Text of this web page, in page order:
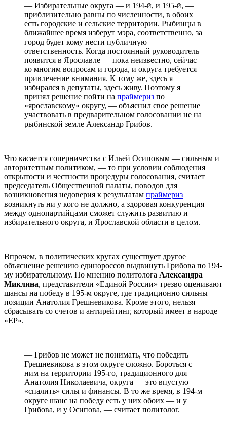
— Избирательные округа — и 194-й, и 195-й, —
приблизительно равны по численности, в обоих
есть городские и сельские территории. Рыбинцы в
ближайшее время изберут мэра, соответственно, за
город будет кому нести публичную
ответственность. Когда постоянный руководитель
появится в Ярославле — пока неизвестно, сейчас
ко многим вопросам и города, и округа требуется
привлечение внимания. К тому же, здесь я
избирался в депутаты, здесь живу. Поэтому я
принял решение пойти на праймериз по
«ярославскому» округу, — объяснил свое решение
участвовать в предварительном голосовании не на
рыбинской земле Александр Грибов.
Что касается соперничества с Ильей Осиповым — сильным и
авторитетным политиком, — то при условии соблюдения
открытости и честности процедуры голосования, считает
председатель Общественной палаты, поводов для
возникновения недоверия к результатам праймериз
возникнуть ни у кого не должно, а здоровая конкуренция
между однопартийцами сможет служить развитию и
избирательного округа, и Ярославской области в целом.
Впрочем, в политических кругах существует другое
объяснение решению единороссов выдвинуть Грибова по 194-
му избирательному. По мнению политолога Александра
Миклина, представители «Единой России» трезво оценивают
шансы на победу в 195-м округе, где традиционно сильны
позиции Анатолия Грешневикова. Кроме этого, нельзя
сбрасывать со счетов и антирейтинг, который имеет в народе
«ЕР».
— Грибов не может не понимать, что победить
Грешневикова в этом округе сложно. Бороться с
ним на территории 195-го, традиционного для
Анатолия Николаевича, округа — это впустую
«спалить» силы и финансы. В то же время, в 194-м
округе шанс на победу есть у них обоих — и у
Грибова, и у Осипова, — считает политолог.